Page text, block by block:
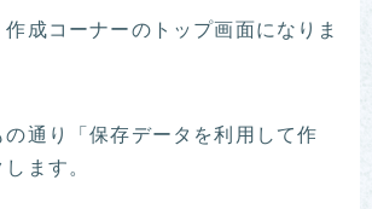
成コーナーのトップ画面になりま
の通り「保存データを利用して作
ます。